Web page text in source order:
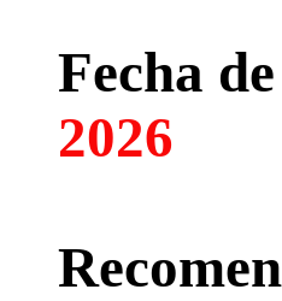
Fecha
2026